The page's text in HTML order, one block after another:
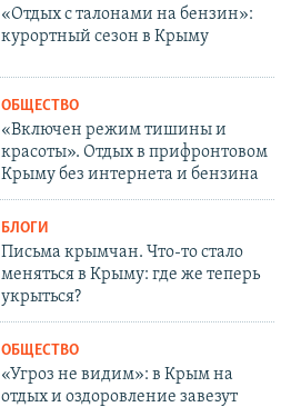
«Отдых с талонами на бензин»:
курортный сезон в Крыму
ОБЩЕСТВО
«Включен режим тишины и
красоты». Отдых в прифронтовом
Крыму без интернета и бензина
БЛОГИ
Письма крымчан. Что-то стало
меняться в Крыму: где же теперь
укрыться?
ОБЩЕСТВО
«Угроз не видим»: в Крым на
отдых и оздоровление завезут